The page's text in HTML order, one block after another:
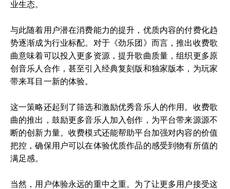
业生态。
与此随着用户潜在消费能力的提升，优质内容的付费化趋
势逐渐成为行业标配。对于《劲乐团》而言，推出收费歌
曲意味着可以投入更多资源，提升歌曲质量，组织更多原
创音乐人合作，甚至引入经典复刻版和独家版本，为玩家
带来耳目一新的体验。
这一策略还起到了筛选和激励优秀音乐人的作用。收费歌
曲的推出，鼓励更多音乐人加入创作，为平台带来源源不
断的创新力量。收费模式还能帮助平台加强对内容的价值
把控，确保用户可以在体验优质作品的感受到物有所值的
满足感。
当然，用户体验永远的重中之重。为了让更多用户接受这